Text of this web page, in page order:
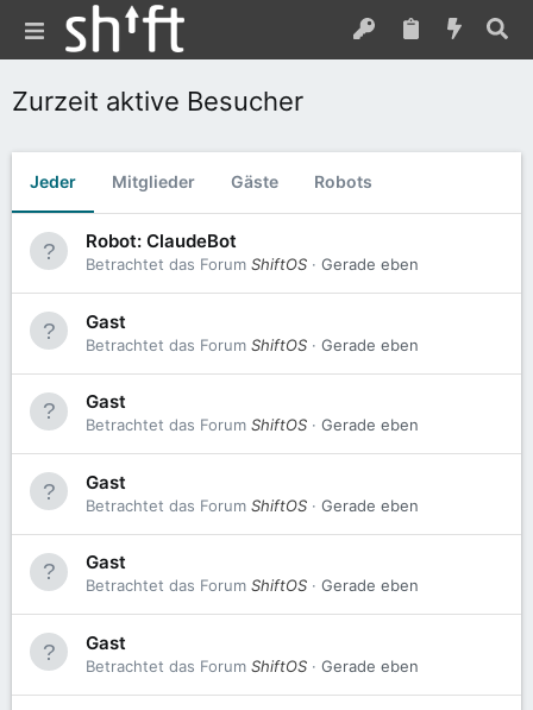
Zurzeit aktive Besucher
Jeder Mitglieder Gäste Robots
Robot: ClaudeBot
Betrachtet das Forum ShiftOS Gerade eben
Gast
Betrachtet das Forum ShiftOS Gerade eben
Gast
Betrachtet das Forum ShiftOS Gerade eben
Gast
Betrachtet das Forum ShiftOS Gerade eben
Gast
Betrachtet das Forum ShiftOS Gerade eben
Gast
Betrachtet das Forum ShiftOS Gerade eben